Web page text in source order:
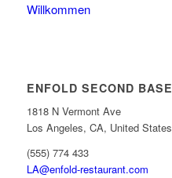
Willkommen
ENFOLD SECOND BASE
1818 N Vermont Ave
Los Angeles, CA, United States
(555) 774 433
LA@enfold-restaurant.com